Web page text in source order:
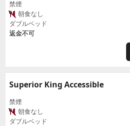
禁煙
朝食なし
ダブルベッド
返金不可
Superior King Accessible
禁煙
朝食なし
ダブルベッド